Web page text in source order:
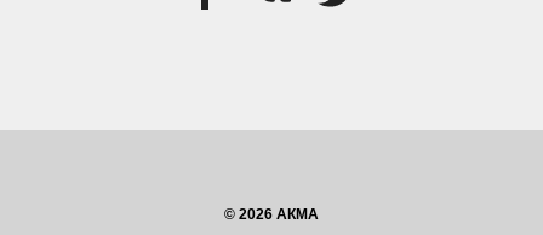
© 2026 АКМА